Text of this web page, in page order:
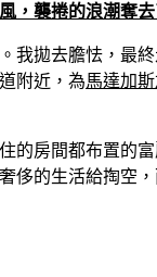
，襲捲的浪潮奪
我拋去膽怯，最
附近，為馬達加斯
的房間都布置的
侈的生活給掏空